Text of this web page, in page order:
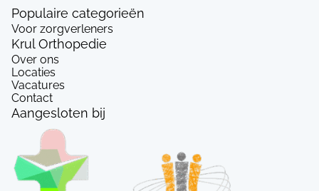
Populaire categorieën
Voor zorgverleners
Krul Orthopedie
Over ons
Locaties
Vacatures
Contact
Aangesloten bij